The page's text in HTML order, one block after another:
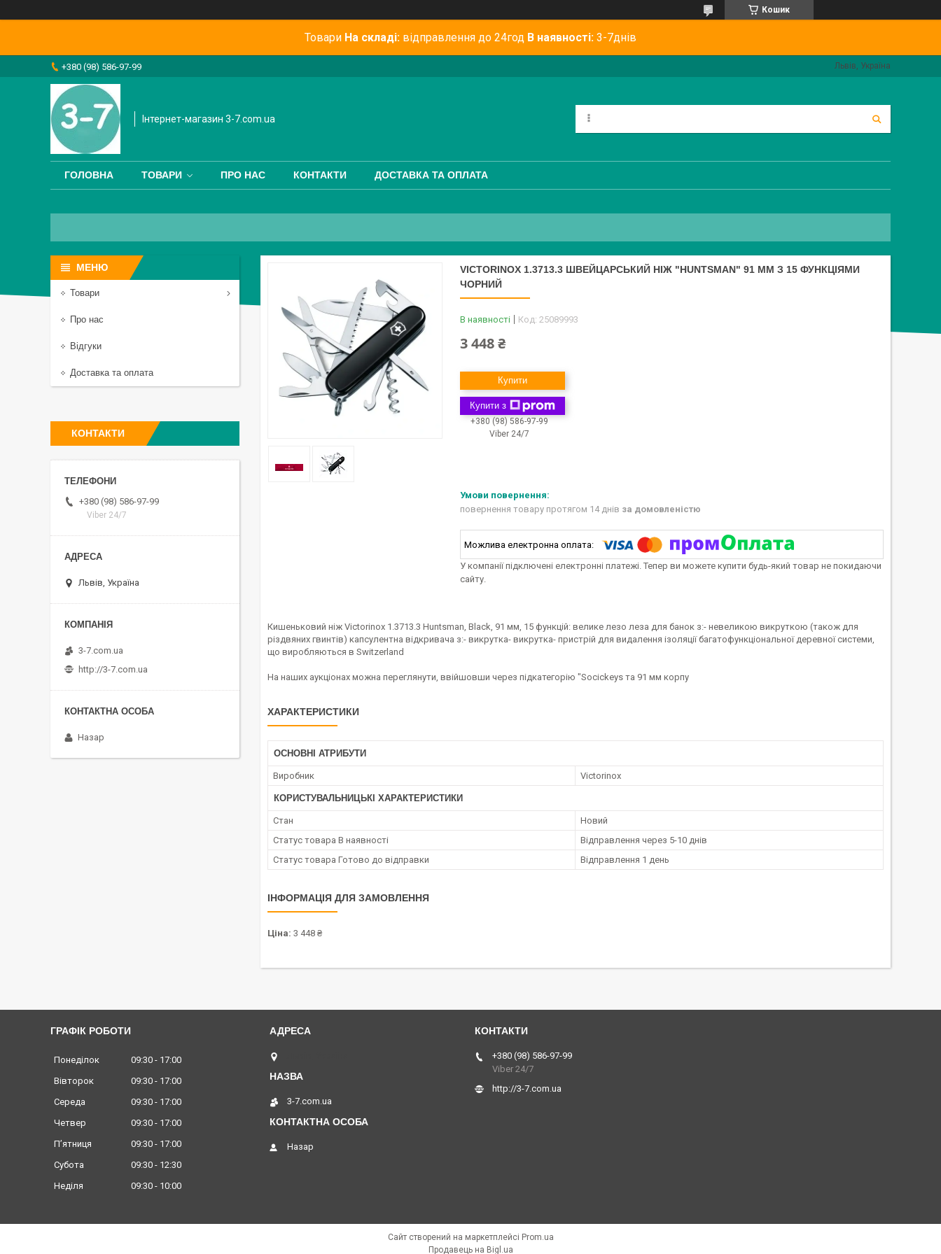
Кошик
Товари На складі: відправлення до 24год В наявності: 3-7днів
+380 (98) 586-97-99 Львів, Україна
Інтернет-магазин 3-7.com.ua
ГОЛОВНА ТОВАРИ ПРО НАС КОНТАКТИ ДОСТАВКА ТА ОПЛАТА
VICTORINOX 1.3713.3 ШВЕЙЦАРСЬКИЙ НІЖ "HUNTSMAN" 91 ММ З 15 ФУНКЦІЯМИ
ЧОРНИЙ
В наявності Код: 25089993
3 448 ₴
Купити
Купити з
+380 (98) 586-97-99
Viber 24/7
повернення товару протягом 14 днів за домовленістю
У компанії підключені електронні платежі. Тепер ви можете купити будь-який товар не покидаючи
сайту.
Кишеньковий ніж Victorinox 1.3713.3 Huntsman, Black, 91 мм, 15 функцій: велике лезо леза для банок з:- невеликою викруткою (також для
різдвяних гвинтів) капсулентна відкривача з:- викрутка- викрутка- пристрій для видалення ізоляції багатофункціональної деревної системи,
що виробляються в Switzerland
На наших аукціонах можна переглянути, ввійшовши через підкатегорію "Socickeys та 91 мм корпу
ХАРАКТЕРИСТИКИ
ОСНОВНІ АТРИБУТИ
Виробник Victorinox
КОРИСТУВАЛЬНИЦЬКІ ХАРАКТЕРИСТИКИ
Стан
Новий
Статус товара В наявності
Відправлення через 5-10 днів
Статус товара Готово до відправки
Відправлення 1 день
ІНФОРМАЦІЯ ДЛЯ ЗАМОВЛЕННЯ
Ціна: 3 448 ₴
Товари
Про нас
Відгуки
Доставка та оплата
КОНТАКТИ
+380 (98) 586-97-99
Viber 24/7
Львів, Україна
3-7.com.ua
http://3-7.com.ua
Назар
ГРАФІК РОБОТИ
Понеділок 09:30
17:00
Вівторок
09:30
17:00
Середа
09:30
17:00
Четвер
09:30
17:00
Пʼятниця
09:30
17:00
Субота
09:30
12:30
Неділя
09:30 10:00
3-7.com.ua
Назар
+380 (98) 586-97-99
Viber 24/7
http://3-7.com.ua
Сайт створений на маркетплейсі Prom.ua
Продавець на Bigl.ua